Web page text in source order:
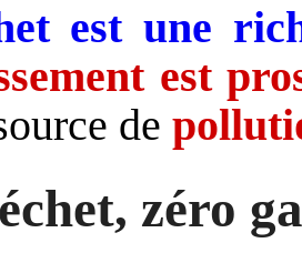
est une
est
de
zéro